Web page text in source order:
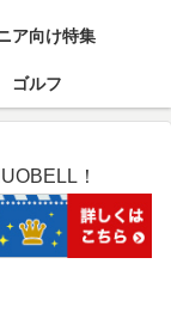
ア向け特集
ゴルフ
！